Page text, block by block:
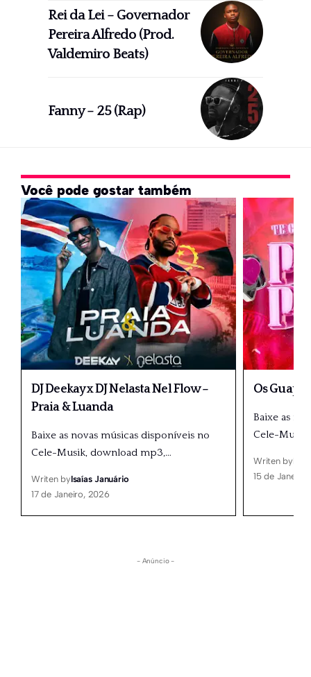
Rei da Lei – Governador
Pereira Alfredo (Prod.
Valdemiro Beats)
Fanny – 25 (Rap)
Você pode gostar também
DJ Deekay x DJ Nelasta Nel Flow –
Praia & Luanda
Baixe as novas músicas disponíveis no
Cele-Musik, download mp3,…
Writen byIsaías Januário
17 de Janeiro, 2026
Os
Baixe as
Cele-
Writen by
15 de
- Anúncio -